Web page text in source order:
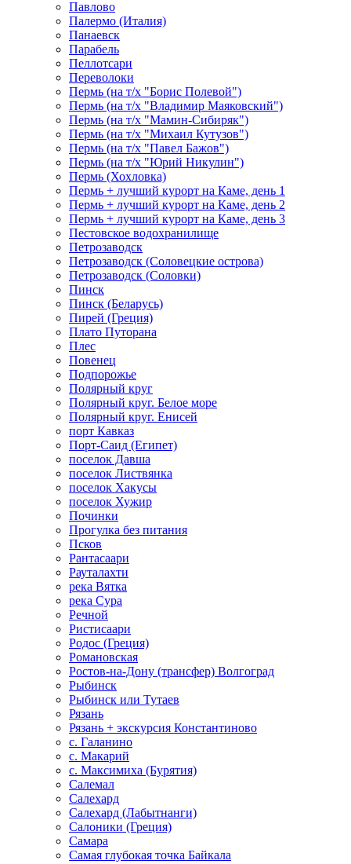
Павлово
Палермо (Италия)
Панаевск
Парабель
Пеллотсари
Переволоки
Пермь (на т/х "Борис Полевой")
Пермь (на т/х "Владимир Маяковский")
Пермь (на т/х "Мамин-Сибиряк")
Пермь (на т/х "Михаил Кутузов")
Пермь (на т/х "Павел Бажов")
Пермь (на т/х "Юрий Никулин")
Пермь (Хохловка)
Пермь + лучший курорт на Каме, день 1
Пермь + лучший курорт на Каме, день 2
Пермь + лучший курорт на Каме, день 3
Пестовское водохранилище
Петрозаводск
Петрозаводск (Соловецкие острова)
Петрозаводск (Соловки)
Пинск
Пинск (Беларусь)
Пирей (Греция)
Плато Путорана
Плес
Повенец
Подпорожье
Полярный круг
Полярный круг. Белое море
Полярный круг. Енисей
порт Кавказ
Порт-Саид (Египет)
поселок Давша
поселок Листвянка
поселок Хакусы
поселок Хужир
Починки
Прогулка без питания
Псков
Рантасаари
Рауталахти
река Вятка
река Сура
Речной
Ристисаари
Родос (Греция)
Романовская
Ростов-на-Дону (трансфер) Волгоград
Рыбинск
Рыбинск или Тутаев
Рязань
Рязань + экскурсия Константиново
с. Галанино
с. Макарий
с. Максимиха (Бурятия)
Салемал
Салехард
Салехард (Лабытнанги)
Салоники (Греция)
Самара
Самая глубокая точка Байкала